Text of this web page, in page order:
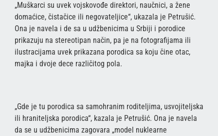
„Muškarci su uvek vojskovođe direktori, naučnici, a žene
domaćice, čistačice ili negovateljice“, ukazala je Petrušić.
Ona je navela i de sa u udžbenicima u Srbiji i porodice
prikazuju na stereotipan način, pa je na fotografijama ili
ilustracijama uvek prikazana porodica sa koju čine otac,
majka i dvoje dece različitog pola.
„Gde je tu porodica sa samohranim roditeljima, usvojiteljska
ili hraniteljska porodica“, kazala je Petrušić. Ona je navela
da se u udžbenicima zagovara „model nuklearne